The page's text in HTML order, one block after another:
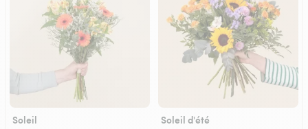
Soleil Soleil d'été